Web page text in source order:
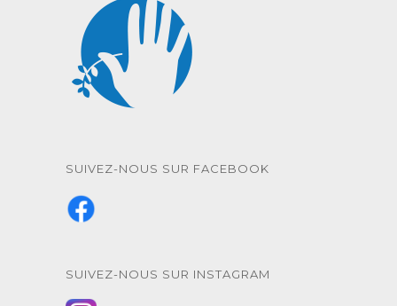
SUIVEZ-NOUS SUR FACEBOOK
SUIVEZ-NOUS SUR INSTAGRAM